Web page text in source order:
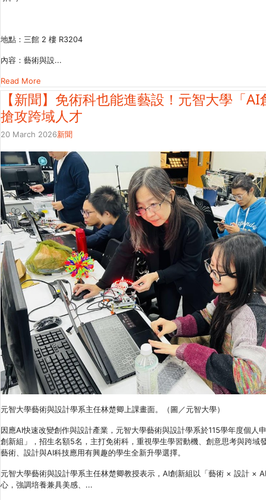
地點：三館 2 樓 R3204
內容：藝術與設...
Read More
【新聞】免術科也能進藝設！元智大學「AI
搶攻跨域人才
20 March 2026新聞
元智大學藝術與設計學系主任林楚卿上課畫面。（圖／元智大學）
因應AI快速改變創作與設計產業，元智大學藝術與設計學系於115學年度個人
創新組」，招生名額5名，主打免術科，重視學生學習動機、創意思考與跨域
藝術、設計與AI科技應用有興趣的學生全新升學選擇。
元智大學藝術與設計學系主任林楚卿教授表示，AI創新組以「藝術 × 設計 ×
心，強調培養兼具美感、...